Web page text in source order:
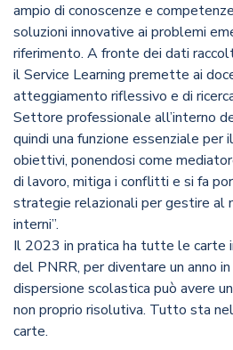
ampio di conoscenze e
soluzioni innovative ai problemi
riferimento. A fronte dei dati
il Service Learning premette ai
atteggiamento riflessivo e di
Settore professionale all’interno
quindi una funzione essenziale per
obiettivi, ponendosi come
di lavoro, mitiga i conflitti e si fa
strategie relazionali per gestire al
interni”.
Il 2023 in pratica ha tutte le carte
del PNRR, per diventare un anno
dispersione scolastica può avere
non proprio risolutiva. Tutto sta
carte.